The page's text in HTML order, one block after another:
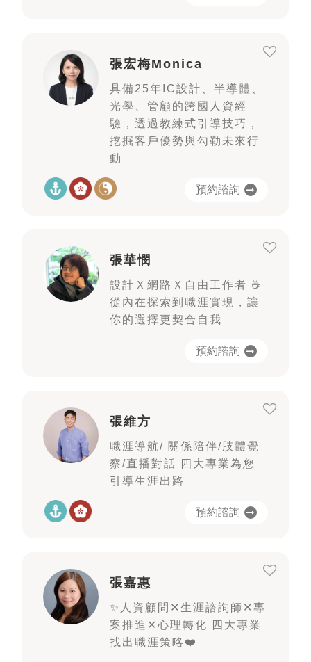
張宏梅Monica
具備25年IC設計、半導體、
光學、管顧的跨國人資經
驗，透過教練式引導技巧，
挖掘客戶優勢與勾勒未來行
動
預約諮詢
張華憫
設計Ｘ網路Ｘ自由工作者 ☕️
從內在探索到職涯實現，讓
你的選擇更契合自我
預約諮詢
張維方
職涯導航/ 關係陪伴/肢體覺
察/直播對話 四大專業為您
引導生涯出路
預約諮詢
張嘉惠
✨人資顧問✕生涯諮詢師✕專
案推進✕心理轉化 四大專業
找出職涯策略❤️